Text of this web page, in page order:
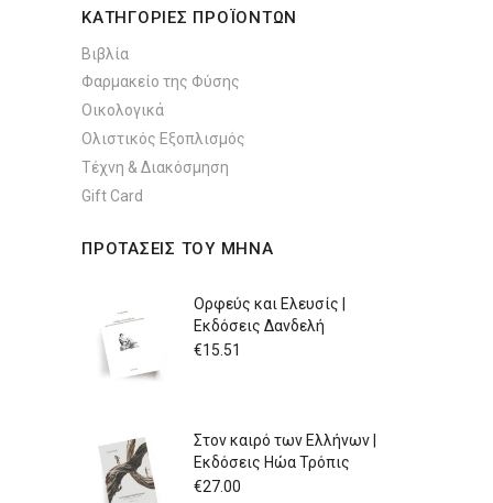
ΚΑΤΗΓΟΡΙΕΣ ΠΡΟΪΟΝΤΩΝ
Βιβλία
Φαρμακείο της Φύσης
Οικολογικά
Ολιστικός Εξοπλισμός
Τέχνη & Διακόσμηση
Gift Card
ΠΡΟΤΑΣΕΙΣ ΤΟΥ ΜΗΝΑ
Ορφεύς και Ελευσίς |
Εκδόσεις Δανδελή
€15.51
Στον καιρό των Ελλήνων |
Εκδόσεις Ηώα Τρόπις
€27.00